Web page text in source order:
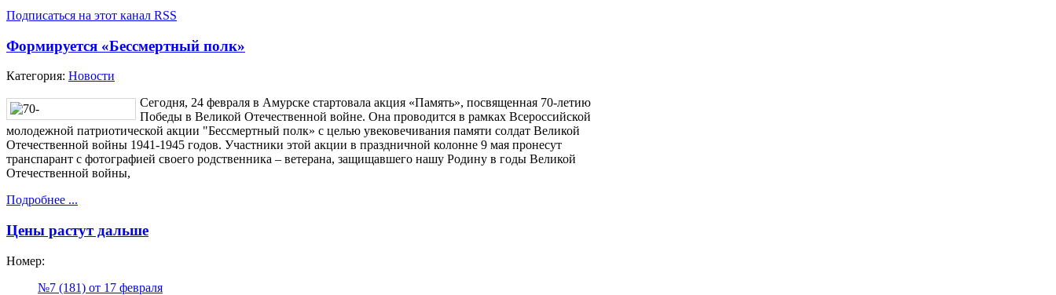
Подписаться на этот канал RSS
Формируется «Бессмертный полк»
Категория: Новости
Сегодня, 24 февраля в Амурске стартовала акция «Память», посвященная 70-летию
Победы в Великой Отечественной войне. Она проводится в рамках Всероссийской
молодежной патриотической акции "Бессмертный полк» с целью увековечивания памяти солдат Великой
Отечественной войны 1941-1945 годов. Участники этой акции в праздничной колонне 9 мая пронесут
транспарант с фотографией своего родственника – ветерана, защищавшего нашу Родину в годы Великой
Отечественной войны,
Подробнее ...
Цены растут дальше
Номер:
№7 (181) от 17 февраля